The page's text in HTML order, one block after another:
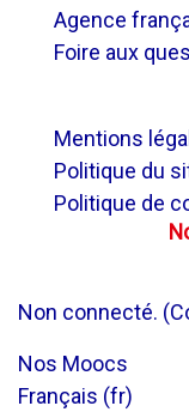
Agence
Foire aux
Mentions
Politique du
Politique de
Non connecté. (
Nos Moocs
Français ‎(fr)‎